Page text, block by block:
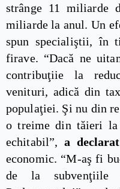
strânge 11 miliarde
miliarde la anul. Un
spun specialiştii, în
firave. “Dacă ne
contribuţiie la
venituri, adică din
populaţiei. Şi nu din
o treime din tăieri la
echitabil”, a
economic. “M-aş fi
de la subvenţiile